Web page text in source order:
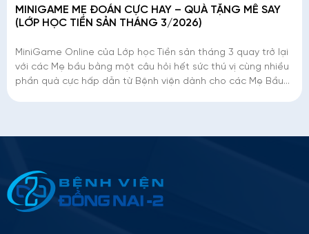
MINIGAME MẸ ĐOÁN CỰC HAY – QUÀ TẶNG MÊ SAY
(LỚP HỌC TIỀN SẢN THÁNG 3/2026)
MiniGame Online của Lớp học Tiền sản tháng 3 quay trở lại
với các Mẹ bầu bằng một câu hỏi hết sức thú vị cùng nhiều
phần quà cực hấp dẫn từ Bệnh viện dành cho các Mẹ Bầu
Please